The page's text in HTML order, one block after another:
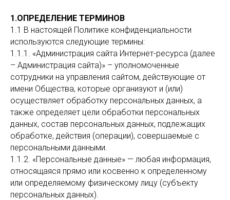
1.ОПРЕДЕЛЕНИЕ ТЕРМИНОВ
1.1 В настоящей Политике конфиденциальности
используются следующие термины:
1.1.1. «Администрация сайта Интернет-ресурса (далее
– Администрация сайта)» – уполномоченные
сотрудники на управления сайтом, действующие от
имени Общества, которые организуют и (или)
осуществляет обработку персональных данных, а
также определяет цели обработки персональных
данных, состав персональных данных, подлежащих
обработке, действия (операции), совершаемые с
персональными данными.
1.1.2. «Персональные данные» — любая информация,
относящаяся прямо или косвенно к определенному
или определяемому физическому лицу (субъекту
персональных данных).